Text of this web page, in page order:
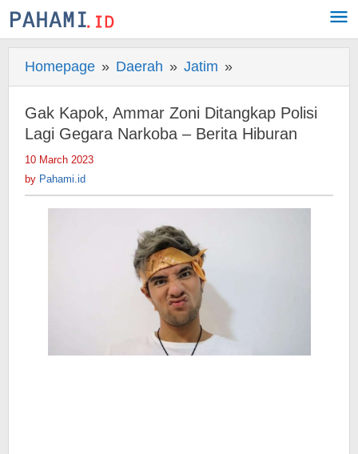
Skip
to
Homepage » Daerah » Jatim »
Kapok,
Ammar
Zoni
Lagi
Gak Kapok, Ammar Zoni Ditangkap Polisi
Lagi Gegara Narkoba – Berita Hiburan
10 March 2023
by Pahami.id